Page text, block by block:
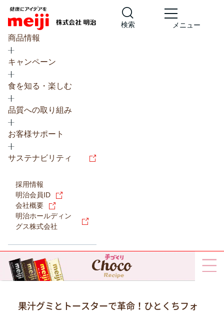
検索 メニュー
商品情報
キャンペーン
食を知る・楽しむ
品質への取り組み
お客様サポート
サステナビリティ
採用情報
明治会員ID
会社概要
明治ホールディン
グス株式会社
果汁グミとトースターで革命！ひとくちフォ